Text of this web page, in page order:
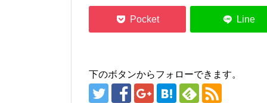
下のボタンからフォローできます。